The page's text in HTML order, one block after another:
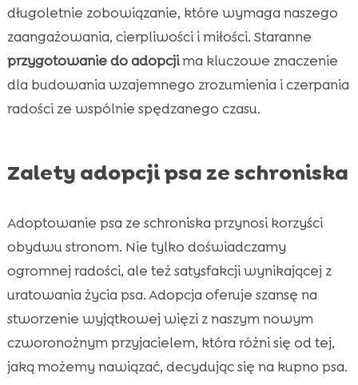
długoletnie zobowiązanie, które wymaga naszego
zaangażowania, cierpliwości i miłości. Staranne
przygotowanie do adopcjima kluczowe znaczenie
dla budowania wzajemnego zrozumienia i czerpania
radości ze wspólnie spędzanego czasu.
Zalety adopcji psa ze schroniska
Adoptowanie psa ze schroniska przynosi korzyści
obydwu stronom. Nie tylko doświadczamy
ogromnej radości, ale też satysfakcji wynikającej z
uratowania życia psa. Adopcja oferuje szansę na
stworzenie wyjątkowej więzi z naszym nowym
czworonożnym przyjacielem, która różni się od tej,
jaką możemy nawiązać, decydując się na kupno psa.